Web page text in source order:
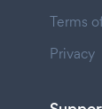
Terms
Privacy